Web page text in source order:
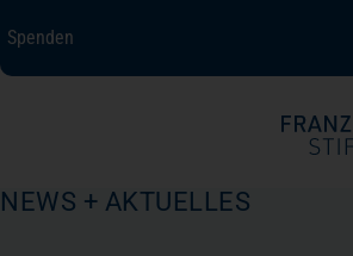
Spenden
Spenden
NEWS + AKTUELLES